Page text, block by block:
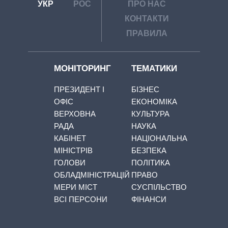
УКР РОС
ПРО НАС
КОНТАКТИ
ПРАВИЛА
МОНІТОРИНГ
ПРЕЗИДЕНТ І
ОФІС
ВЕРХОВНА
РАДА
КАБІНЕТ
МІНІСТРІВ
ГОЛОВИ
ОБЛАДМІНІСТРАЦІЙ
МЕРИ МІСТ
ВСІ ПЕРСОНИ
ТЕМАТИКИ
БІЗНЕС
ЕКОНОМІКА
КУЛЬТУРА
НАУКА
НАЦІОНАЛЬНА
БЕЗПЕКА
ПОЛІТИКА
ПРАВО
СУСПІЛЬСТВО
ФІНАНСИ